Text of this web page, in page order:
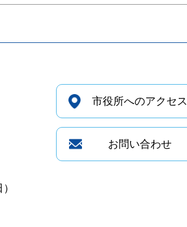
市役所へのアクセス
お問い合わせ